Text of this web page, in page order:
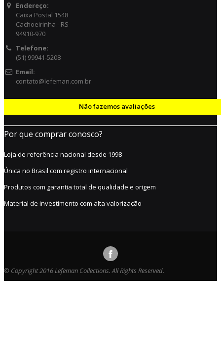
Endereço:
Caixa Postal 1548
Cachoeirinha - RS
94910-970
Telefone:
(51) 99941-5208
Email:
contato@lefeman.com.br
Não fazemos avaliações
Por que comprar conosco?
Loja de referência nacional desde 1998
Única no Brasil com registro internacional
Produtos com garantia total de qualidade e origem
Material de investimento com alta valorização
© Copyright 2016 Lefeman Collections. All Rights Reserved.